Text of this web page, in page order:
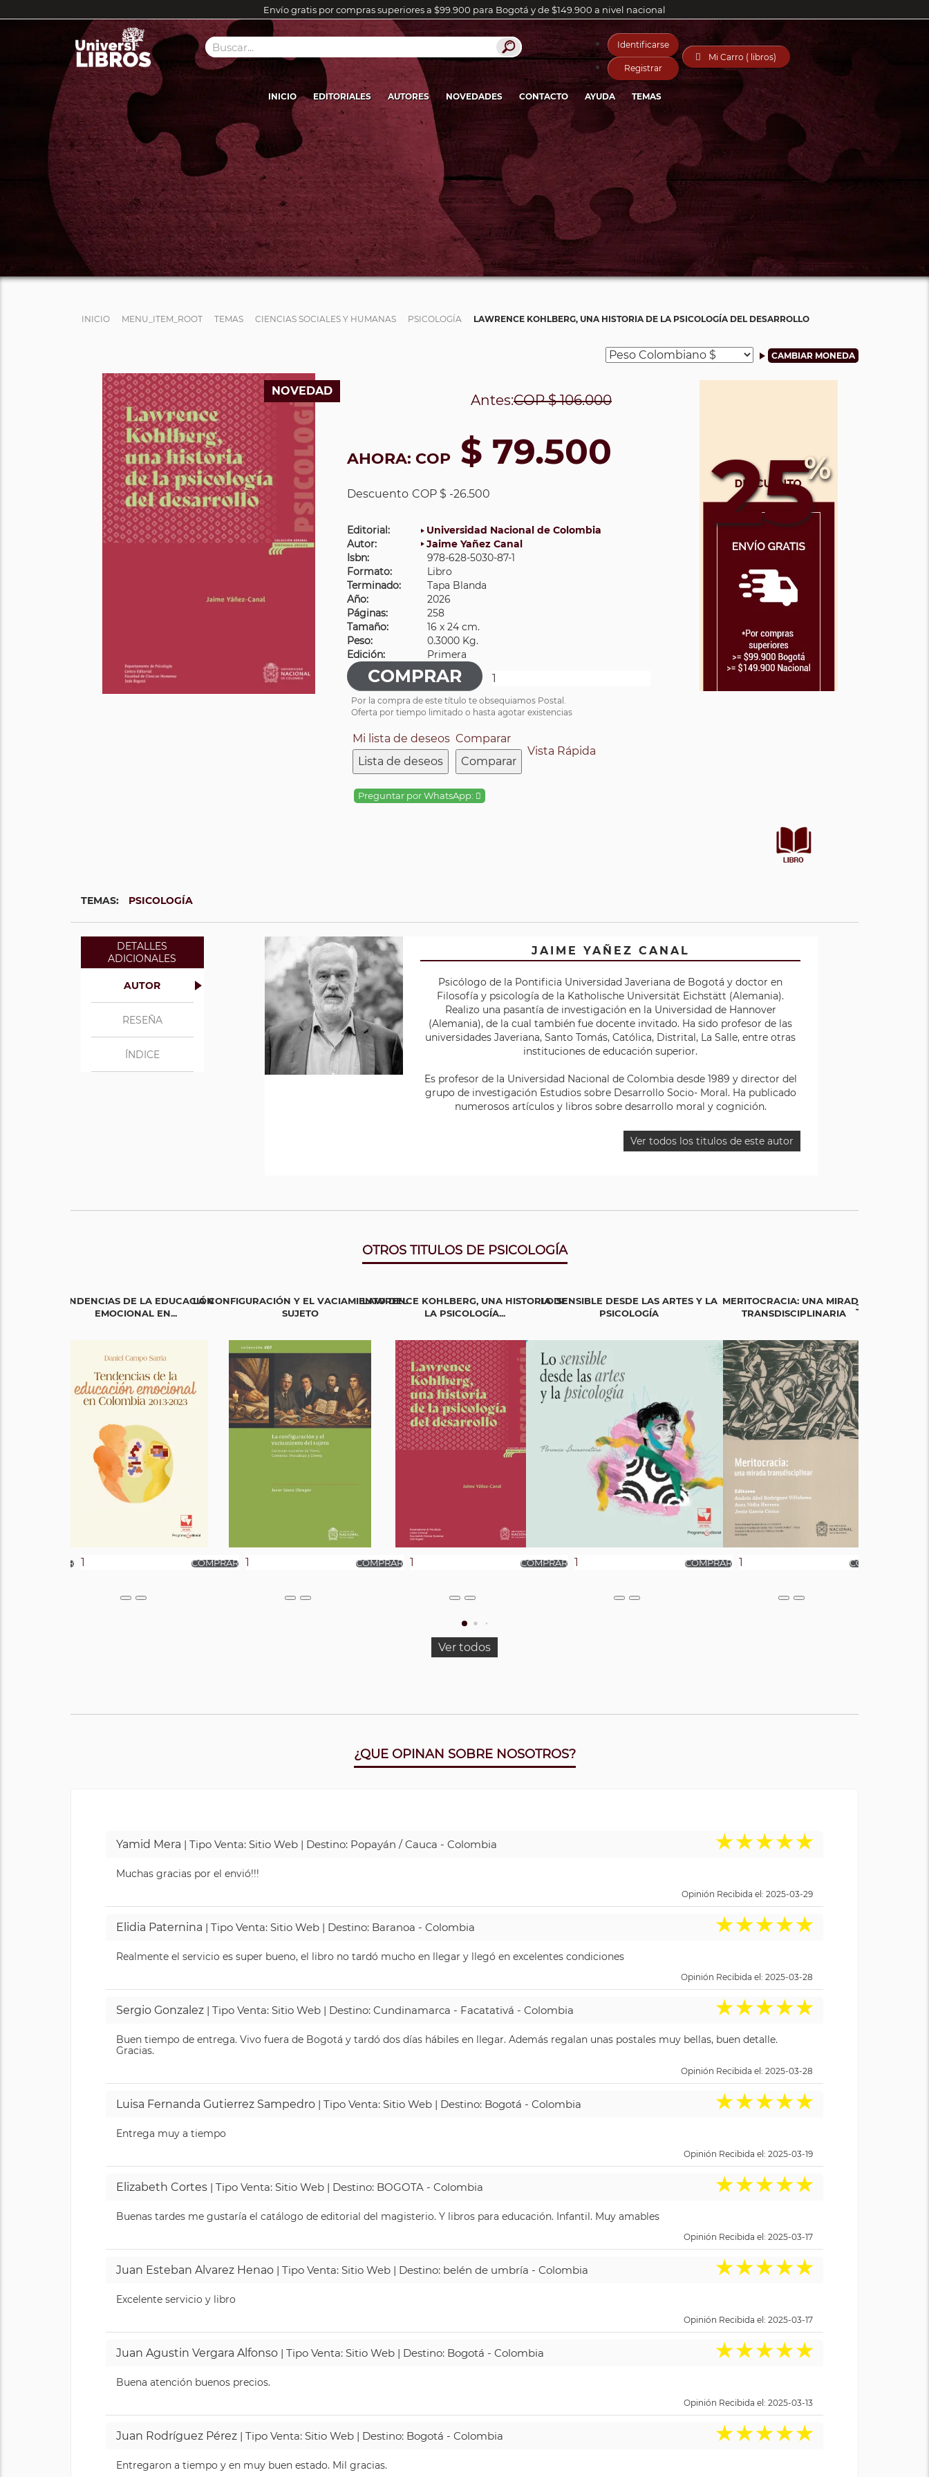
Envío gratis por compras superiores a $99.900 para Bogotá y de $149.900 a nivel nacional
Identificarse
Registrar
 Mi Carro ( libros)
INICIO EDITORIALES AUTORES NOVEDADES CONTACTO AYUDA TEMAS
INICIO MENU_ITEM_ROOT TEMAS CIENCIAS SOCIALES Y HUMANAS PSICOLOGÍA LAWRENCE KOHLBERG, UNA HISTORIA DE LA PSICOLOGÍA DEL DESARROLLO
NOVEDAD
25%
Antes:COP$ 106.000
AHORA: COP $ 79.500
Descuento COP $ -26.500
Editorial:
Universidad Nacional de Colombia
Autor:
Jaime Yañez Canal
Isbn:
978-628-5030-87-1
Formato:
Libro
Terminado:
Tapa Blanda
Año:
2026
Páginas:
258
Tamaño:
16 x 24 cm.
Peso:
0.3000 Kg.
Edición:
Primera
Por la compra de este título te obsequiamos Postal.
Oferta por tiempo limitado o hasta agotar existencias
Mi lista de deseos
Lista de deseos
Comparar
Comparar
Vista Rápida
Preguntar por WhatsApp:
TEMAS: PSICOLOGÍA
DETALLES
ADICIONALES
AUTOR
RESEÑA
ÍNDICE
JAIME YAÑEZ CANAL
Psicólogo de la Pontificia Universidad Javeriana de Bogotá y doctor en
Filosofía y psicología de la Katholische Universität Eichstätt (Alemania).
Realizo una pasantía de investigación en la Universidad de Hannover
(Alemania), de la cual también fue docente invitado. Ha sido profesor de las
universidades Javeriana, Santo Tomás, Católica, Distrital, La Salle, entre otras
instituciones de educación superior.
Es profesor de la Universidad Nacional de Colombia desde 1989 y director del
grupo de investigación Estudios sobre Desarrollo Socio- Moral. Ha publicado
numerosos artículos y libros sobre desarrollo moral y cognición.
Ver todos los titulos de este autor
OTROS TITULOS DE PSICOLOGÍA
TENDENCIAS DE LA EDUCACIÓN
EMOCIONAL EN...
LA CONFIGURACIÓN Y EL VACIAMIENTO DEL
SUJETO
LAWRENCE KOHLBERG, UNA HISTORIA DE
LA PSICOLOGÍA...
LO SENSIBLE DESDE LAS ARTES Y LA
PSICOLOGÍA
MERITOCRACIA: UNA MIRADA
TRANSDISCIPLINARIA
JUNG Y EL
Ver todos
¿QUE OPINAN SOBRE NOSOTROS?
Yamid Mera | Tipo Venta: Sitio Web | Destino: Popayán / Cauca - Colombia ★★★★★
Muchas gracias por el envió!!!
Opinión Recibida el: 2025-03-29
Elidia Paternina | Tipo Venta: Sitio Web | Destino: Baranoa - Colombia ★★★★★
Realmente el servicio es super bueno, el libro no tardó mucho en llegar y llegó en excelentes condiciones
Opinión Recibida el: 2025-03-28
Sergio Gonzalez | Tipo Venta: Sitio Web | Destino: Cundinamarca - Facatativá - Colombia ★★★★★
Buen tiempo de entrega. Vivo fuera de Bogotá y tardó dos días hábiles en llegar. Además regalan unas postales muy bellas, buen detalle.
Gracias.
Opinión Recibida el: 2025-03-28
Luisa Fernanda Gutierrez Sampedro | Tipo Venta: Sitio Web | Destino: Bogotá - Colombia ★★★★★
Entrega muy a tiempo
Opinión Recibida el: 2025-03-19
Elizabeth Cortes | Tipo Venta: Sitio Web | Destino: BOGOTA - Colombia ★★★★★
Buenas tardes me gustaría el catálogo de editorial del magisterio. Y libros para educación. Infantil. Muy amables
Opinión Recibida el: 2025-03-17
Juan Esteban Alvarez Henao | Tipo Venta: Sitio Web | Destino: belén de umbría - Colombia ★★★★★
Excelente servicio y libro
Opinión Recibida el: 2025-03-17
Juan Agustin Vergara Alfonso | Tipo Venta: Sitio Web | Destino: Bogotá - Colombia ★★★★★
Buena atención buenos precios.
Opinión Recibida el: 2025-03-13
Juan Rodríguez Pérez | Tipo Venta: Sitio Web | Destino: Bogotá - Colombia ★★★★★
Entregaron a tiempo y en muy buen estado. Mil gracias.